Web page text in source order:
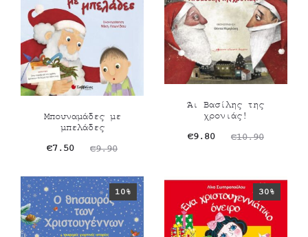
Μπουναμάδες με
μπελάδες
€9.90
Original
was:
€9.90.
€7.50
Η
τιμή
είναι:
€7.50.
Άι Βασίλης της
χρονιάς!
€10.90
Original
€10.90.
€9.80
Η
€9.80.
10% 30%